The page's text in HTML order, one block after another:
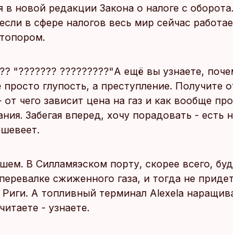
в новой редакции Закона о налоге с
в сфере налогов весь мир сейчас
"??????? ?????????"А ещё вы узнаете,
просто глупость, а преступление. Получите
от чего зависит цена на газ и как вообще
Забегая вперед, хочу порадовать - есть
В Силламяэском порту, скорее всего,
сжиженного газа, и тогда не
А топливный терминал Alexela
- узнаете.